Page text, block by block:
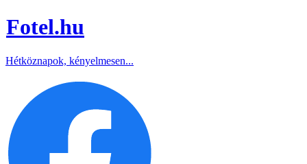
Fotel.hu
Hétköznapok, kényelmesen...